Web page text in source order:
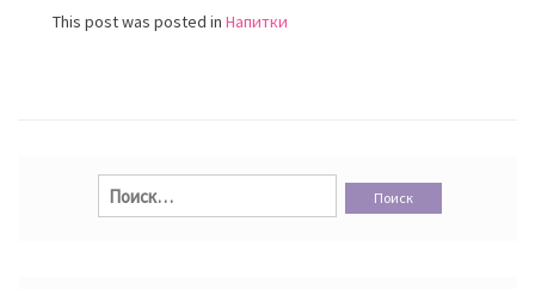
This post was posted in Напитки
Найти: